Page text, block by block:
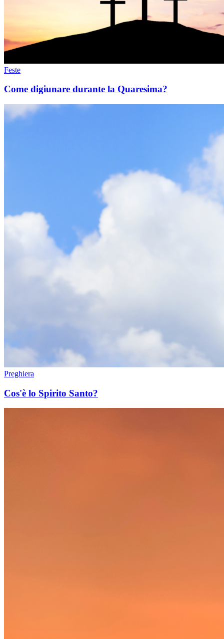
Feste
Come digiunare durante la Quaresima?
Preghiera
Cos'è lo Spirito Santo?